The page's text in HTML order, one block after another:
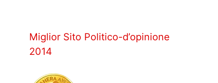
Miglior Sito Politico-d’opinione
2014